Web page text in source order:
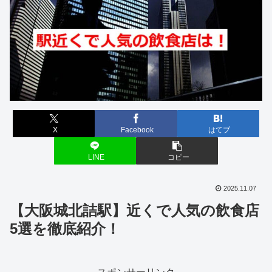
X Facebook はてブ
LINE コピー
2025.11.07
【大阪城北詰駅】近くで人気の飲食店
5選を徹底紹介！